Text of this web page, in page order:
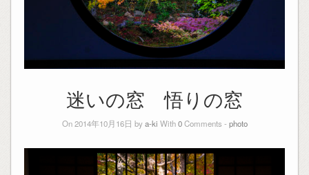
迷いの窓 悟りの窓
On 2014年10月16日 bya-ki With0Comments - photo